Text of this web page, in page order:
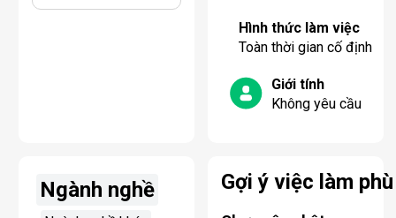
Hình thức làm việc
Toàn thời gian cố định
Giới tính
Không yêu cầu
Ngành nghề Gợi ý việc làm